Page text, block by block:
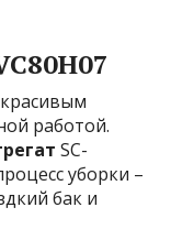
работой.
SC-
уборки –
бак и